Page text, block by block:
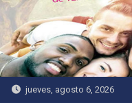
Saltar
al
contenido
jueves, agosto 6, 2026